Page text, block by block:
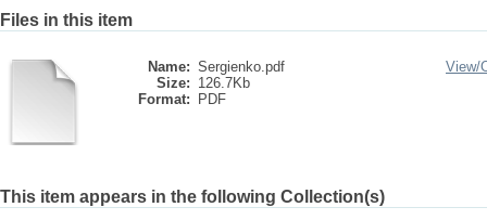
Files in this item
Name: Sergienko.pdf
Size: 126.7Kb
Format:
PDF
View/
This item appears in the following Collection(s)